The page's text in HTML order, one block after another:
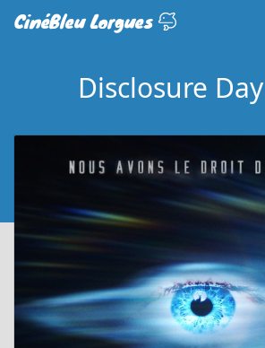
CinéBleu Lorgues
Disclosure Day